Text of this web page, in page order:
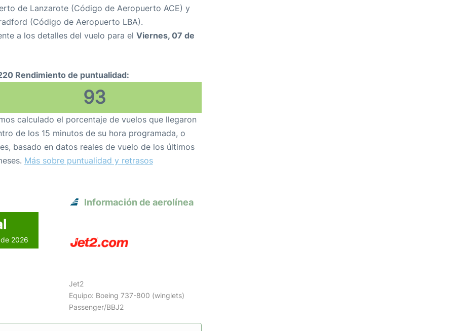
de Lanzarote (Código de Aeropuerto ACE) y
(Código de Aeropuerto LBA).
a los detalles del vuelo para el Viernes, 07 de
Rendimiento de puntualidad:
93
calculado el porcentaje de vuelos que llegaron
de los 15 minutos de su hora programada, o
basado en datos reales de vuelo de los últimos
Más sobre puntualidad y retrasos
2026
Información de aerolínea
Jet2
Equipo: Boeing 737-800 (winglets)
Passenger/BBJ2